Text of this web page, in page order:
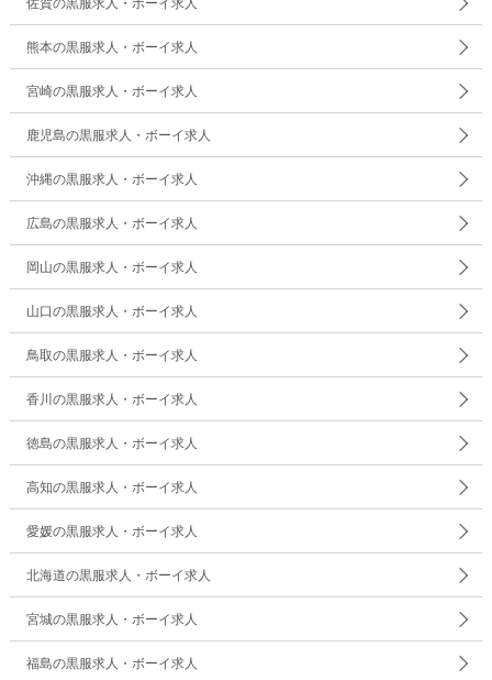
佐賀の黒服求人・ボーイ求人
熊本の黒服求人・ボーイ求人
宮崎の黒服求人・ボーイ求人
鹿児島の黒服求人・ボーイ求人
沖縄の黒服求人・ボーイ求人
広島の黒服求人・ボーイ求人
岡山の黒服求人・ボーイ求人
山口の黒服求人・ボーイ求人
鳥取の黒服求人・ボーイ求人
香川の黒服求人・ボーイ求人
徳島の黒服求人・ボーイ求人
高知の黒服求人・ボーイ求人
愛媛の黒服求人・ボーイ求人
北海道の黒服求人・ボーイ求人
宮城の黒服求人・ボーイ求人
福島の黒服求人・ボーイ求人